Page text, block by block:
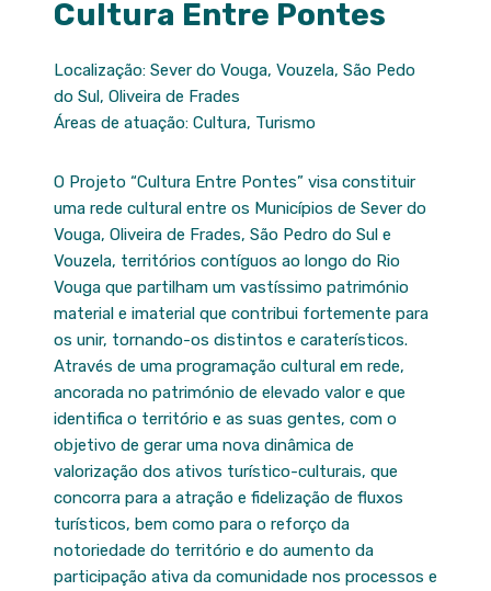
Cultura Entre Pontes
Localização: Sever do Vouga, Vouzela, São Pedo
do Sul, Oliveira de Frades
Áreas de atuação: Cultura, Turismo
O Projeto “Cultura Entre Pontes” visa constituir
uma rede cultural entre os Municípios de Sever do
Vouga, Oliveira de Frades, São Pedro do Sul e
Vouzela, territórios contíguos ao longo do Rio
Vouga que partilham um vastíssimo património
material e imaterial que contribui fortemente para
os unir, tornando-os distintos e caraterísticos.
Através de uma programação cultural em rede,
ancorada no património de elevado valor e que
identifica o território e as suas gentes, com o
objetivo de gerar uma nova dinâmica de
valorização dos ativos turístico-culturais, que
concorra para a atração e fidelização de fluxos
turísticos, bem como para o reforço da
notoriedade do território e do aumento da
participação ativa da comunidade nos processos e